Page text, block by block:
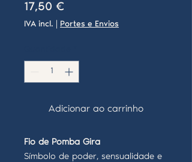
17,50 €Preço
IVA incl. Portes e Envios
Adicionar ao carrinho
Fio de Pomba Gira
Símbolo de poder, sensualidade e